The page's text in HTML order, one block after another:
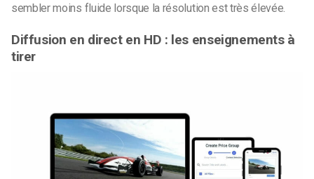
sembler moins fluide lorsque la résolution est très élevée.
Diffusion en direct en HD : les enseignements à
tirer